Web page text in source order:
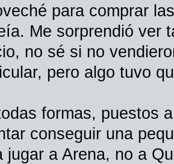
para comprar
Me sorprendió ver
no sé si no
pero algo tuvo
formas, puestos
conseguir una
jugar a Arena, no a